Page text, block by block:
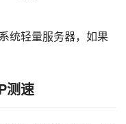
统轻量服务器，如果
测速